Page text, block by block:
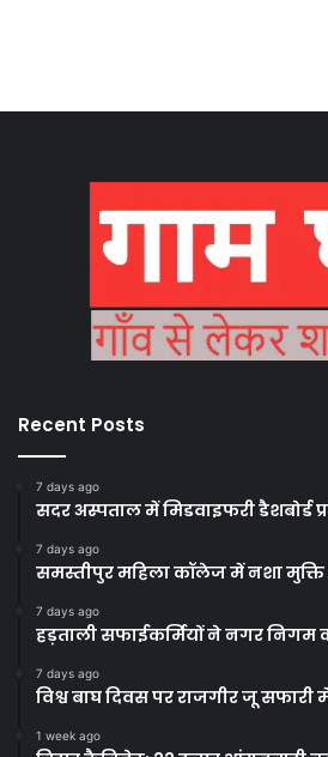
Recent Posts
7 days ago
सदर अस्पताल में मिडवाइफरी डैशबोर्ड
7 days ago
समस्तीपुर महिला कॉलेज में नशा मुक्ति
7 days ago
हड़ताली सफाईकर्मियों ने नगर निगम
7 days ago
विश्व बाघ दिवस पर राजगीर जू
1 week ago